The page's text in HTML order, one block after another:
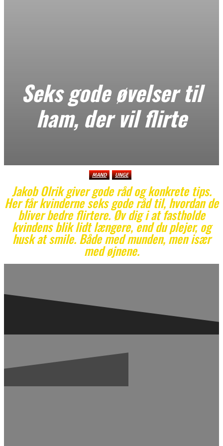
Seks gode øvelser til
ham, der vil flirte
MAND UNGE
Jakob Olrik giver gode råd og konkrete tips.
Her får kvinderne seks gode råd til, hvordan de
bliver bedre flirtere. Øv dig i at fastholde
kvindens blik lidt længere, end du plejer, og
husk at smile. Både med munden, men især
med øjnene.